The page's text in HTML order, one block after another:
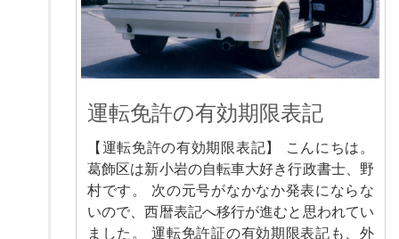
運転免許の有効期限表記
【運転免許の有効期限表記】 こんにちは。
葛飾区は新小岩の自転車大好き行政書士、野
村です。 次の元号がなかなか発表にならな
いので、西暦表記へ移行が進むと思われてい
ました。 運転免許証の有効期限表記も、外